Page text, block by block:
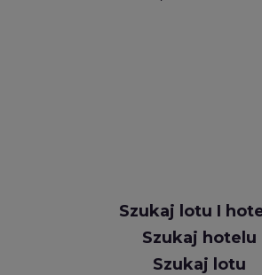
Szukaj lotu I
Szukaj hotelu
Szukaj lotu